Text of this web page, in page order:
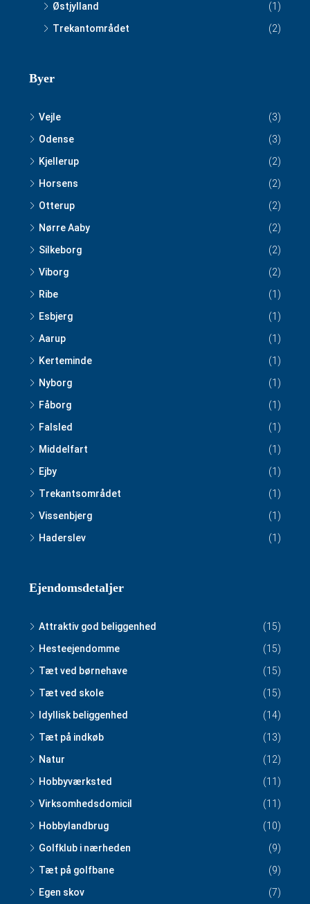
Østjylland
(1)
Trekantområdet
(2)
Byer
Vejle
(3)
Odense
(3)
Kjellerup
(2)
Horsens
(2)
Otterup
(2)
Nørre Aaby
(2)
Silkeborg
(2)
Viborg
(2)
Ribe
(1)
Esbjerg
(1)
Aarup
(1)
Kerteminde
(1)
Nyborg
(1)
Fåborg
(1)
Falsled
(1)
Middelfart
(1)
Ejby
(1)
Trekantsområdet
(1)
Vissenbjerg
(1)
Haderslev
(1)
Ejendomsdetaljer
Attraktiv god beliggenhed
(15)
Hesteejendomme
(15)
Tæt ved børnehave
(15)
Tæt ved skole
(15)
Idyllisk beliggenhed
(14)
Tæt på indkøb
(13)
Natur
(12)
Hobbyværksted
(11)
Virksomhedsdomicil
(11)
Hobbylandbrug
(10)
Golfklub i nærheden
(9)
Tæt på golfbane
(9)
Egen skov
(7)